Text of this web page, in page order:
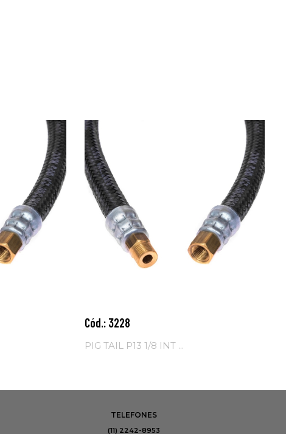
Cód.: 3228
PIG TAIL P13 1/8 INT ...
Adicionar ao
carrinho
TELEFONES
(11) 2242-8953